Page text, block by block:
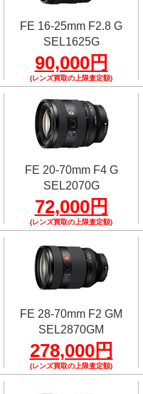
FE 16-25mm F2.8 G
SEL1625G
90,000円
(レンズ買取の上限査定額)
FE 20-70mm F4 G
SEL2070G
72,000円
(レンズ買取の上限査定額)
FE 28-70mm F2 GM
SEL2870GM
278,000円
(レンズ買取の上限査定額)